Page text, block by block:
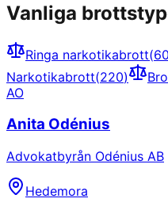
Vanliga
Ringa narkotikabrott(
Narkotikabrott(220)
AO
Anita Odénius
Advokatbyrån Odénius AB
Hedemora